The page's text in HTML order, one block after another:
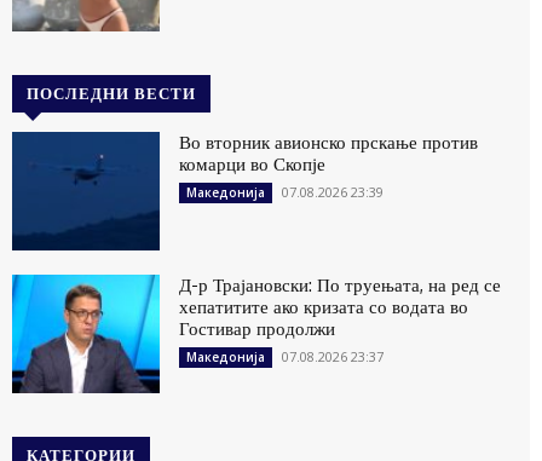
ПОСЛЕДНИ ВЕСТИ
Во вторник авионско прскање против
комарци во Скопје
Македонија 07.08.2026 23:39
Д-р Трајановски: По труењата, на ред се
хепатитите ако кризата со водата во
Гостивар продолжи
Македонија 07.08.2026 23:37
КАТЕГОРИИ